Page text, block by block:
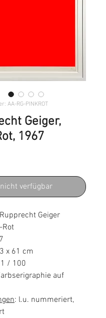
AA-RG-PINKROT
Geiger,
1967
nicht verfügbar
Geiger
Rot
x 61 cm
/ 100
auf
: l.u. nummeriert,